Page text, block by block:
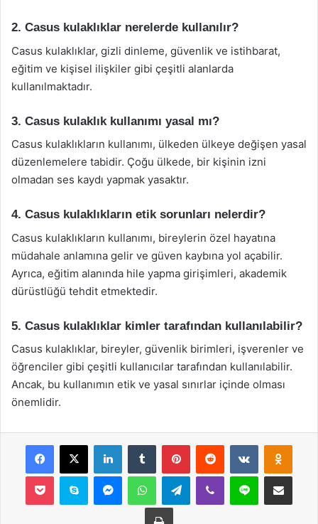
2. Casus kulaklıklar nerelerde kullanılır?
Casus kulaklıklar, gizli dinleme, güvenlik ve istihbarat,
eğitim ve kişisel ilişkiler gibi çeşitli alanlarda
kullanılmaktadır.
3. Casus kulaklık kullanımı yasal mı?
Casus kulaklıkların kullanımı, ülkeden ülkeye değişen yasal
düzenlemelere tabidir. Çoğu ülkede, bir kişinin izni
olmadan ses kaydı yapmak yasaktır.
4. Casus kulaklıkların etik sorunları nelerdir?
Casus kulaklıkların kullanımı, bireylerin özel hayatına
müdahale anlamına gelir ve güven kaybına yol açabilir.
Ayrıca, eğitim alanında hile yapma girişimleri, akademik
dürüstlüğü tehdit etmektedir.
5. Casus kulaklıklar kimler tarafından kullanılabilir?
Casus kulaklıklar, bireyler, güvenlik birimleri, işverenler ve
öğrenciler gibi çeşitli kullanıcılar tarafından kullanılabilir.
Ancak, bu kullanımın etik ve yasal sınırlar içinde olması
önemlidir.
Facebook
X LinkedInTumblr PinterestReddit VKontakte
Pocket Skype MessengerWhatsAppTelegramViber Line E-Posta ile
Yazdır